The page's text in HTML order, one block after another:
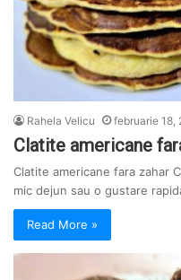
Rahela Velicu februarie 18,
Clatite americane
Clatite americane fara zahar
mic dejun sau o gustare
Read More »